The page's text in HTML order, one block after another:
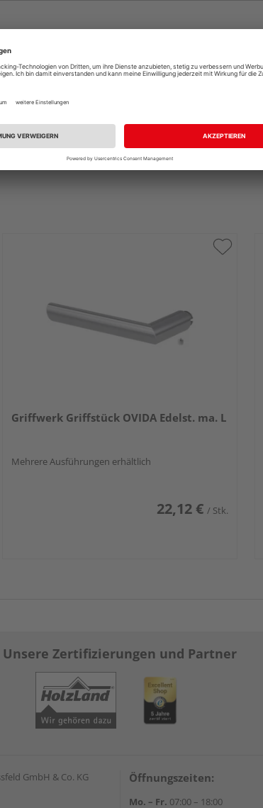
Griffwerk Griffstück OVIDA Edelst. ma. L
Mehrere Ausführungen erhältlich
22,12 € / Stk.
Unsere Zertifizierungen und Partner
GmbH & Co. KG
Öffnungszeiten:
Mo. – Fr. 07:00 – 18:00